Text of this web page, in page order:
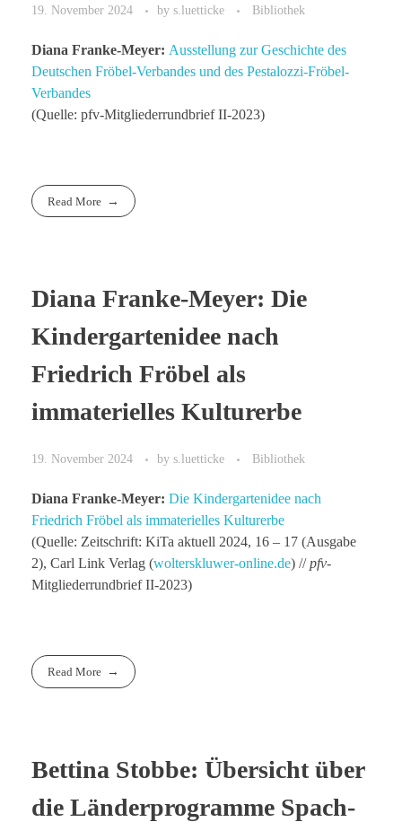
19. November 2024 by s.luetticke Bibliothek
Diana Franke-Meyer: Ausstellung zur Geschichte des
Deutschen Fröbel-Verbandes und des Pestalozzi-Fröbel-
Verbandes
(Quelle: pfv-Mitgliederrundbrief II-2023)
Read More
Diana Franke-Meyer: Die
Kindergartenidee nach
Friedrich Fröbel als
immaterielles Kulturerbe
19. November 2024 by s.luetticke Bibliothek
Diana Franke-Meyer: Die Kindergartenidee nach
Friedrich Fröbel als immaterielles Kulturerbe
(Quelle: Zeitschrift: KiTa aktuell 2024, 16 – 17 (Ausgabe
2), Carl Link Verlag (wolterskluwer-online.de) //pfv-
Mitgliederrundbrief II-2023)
Read More
Bettina Stobbe: Übersicht über
die Länderprogramme Spach-